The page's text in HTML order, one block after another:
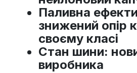
Паливна
знижений опір
своєму класі
Стан шини:
виробника